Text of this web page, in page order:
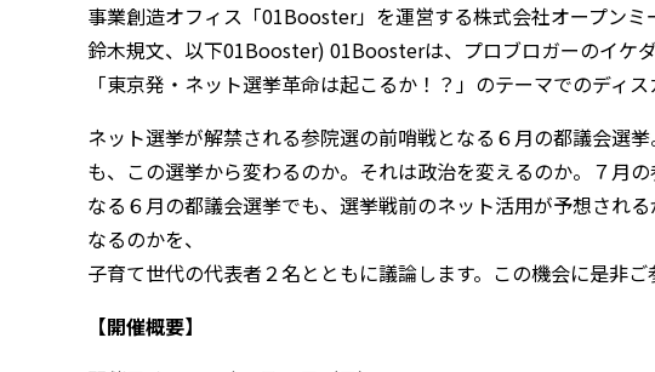
事業創造オフィス「01Booster」を運営する株式会社オープン
鈴木規文、以下01Booster) 01Boosterは、プロブロガーのイケ
「東京発・ネット選挙革命は起こるか！？」のテーマでのディ
ネット選挙が解禁される参院選の前哨戦となる６月の都議会選
も、この選挙から変わるのか。それは政治を変えるのか。７月
なる６月の都議会選挙でも、選挙戦前のネット活用が予想され
なるのかを、
子育て世代の代表者２名とともに議論します。この機会に是非ご
【開催概要】